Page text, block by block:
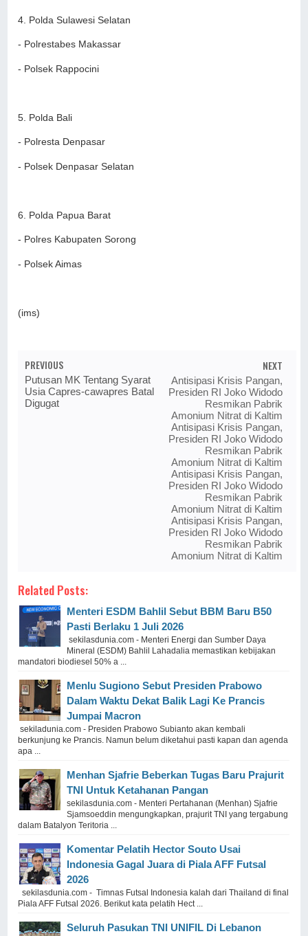
4. Polda Sulawesi Selatan
- Polrestabes Makassar
- Polsek Rappocini
5. Polda Bali
- Polresta Denpasar
- Polsek Denpasar Selatan
6. Polda Papua Barat
- Polres Kabupaten Sorong
- Polsek Aimas
(ims)
PREVIOUS
Putusan MK Tentang Syarat
Usia Capres-cawapres Batal
Digugat
NEXT
Antisipasi Krisis Pangan,
Presiden RI Joko Widodo
Resmikan Pabrik
Amonium Nitrat di Kaltim
Antisipasi Krisis Pangan,
Presiden RI Joko Widodo
Resmikan Pabrik
Amonium Nitrat di Kaltim
Antisipasi Krisis Pangan,
Presiden RI Joko Widodo
Resmikan Pabrik
Amonium Nitrat di Kaltim
Antisipasi Krisis Pangan,
Presiden RI Joko Widodo
Resmikan Pabrik
Amonium Nitrat di Kaltim
Related Posts:
Menteri ESDM Bahlil Sebut BBM Baru B50
Pasti Berlaku 1 Juli 2026
sekilasdunia.com - Menteri Energi dan Sumber Daya
Mineral (ESDM) Bahlil Lahadalia memastikan kebijakan
mandatori biodiesel 50% a ...
Menlu Sugiono Sebut Presiden Prabowo
Dalam Waktu Dekat Balik Lagi Ke Prancis
Jumpai Macron
sekiladunia.com - Presiden Prabowo Subianto akan kembali
berkunjung ke Prancis. Namun belum diketahui pasti kapan dan agenda
apa ...
Menhan Sjafrie Beberkan Tugas Baru Prajurit
TNI Untuk Ketahanan Pangan
sekilasdunia.com - Menteri Pertahanan (Menhan) Sjafrie
Sjamsoeddin mengungkapkan, prajurit TNI yang tergabung
dalam Batalyon Teritoria ...
Komentar Pelatih Hector Souto Usai
Indonesia Gagal Juara di Piala AFF Futsal
2026
sekilasdunia.com - Timnas Futsal Indonesia kalah dari Thailand di final
Piala AFF Futsal 2026. Berikut kata pelatih Hect ...
Seluruh Pasukan TNI UNIFIL Di Lebanon